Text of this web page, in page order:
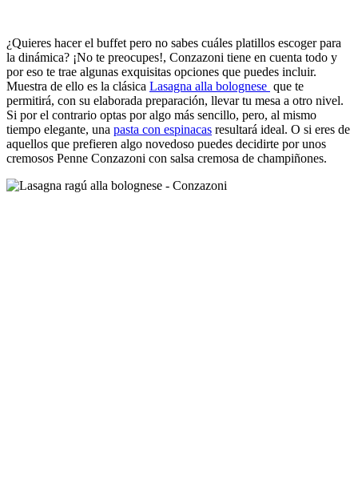
¿Quieres hacer el buffet pero no sabes cuáles platillos escoger para
la dinámica? ¡No te preocupes!, Conzazoni tiene en cuenta todo y
por eso te trae algunas exquisitas opciones que puedes incluir.
Muestra de ello es la clásica Lasagna alla bolognese que te
permitirá, con su elaborada preparación, llevar tu mesa a otro nivel.
Si por el contrario optas por algo más sencillo, pero, al mismo
tiempo elegante, una pasta con espinacas resultará ideal. O si eres de
aquellos que prefieren algo novedoso puedes decidirte por unos
cremosos Penne Conzazoni con salsa cremosa de champiñones.